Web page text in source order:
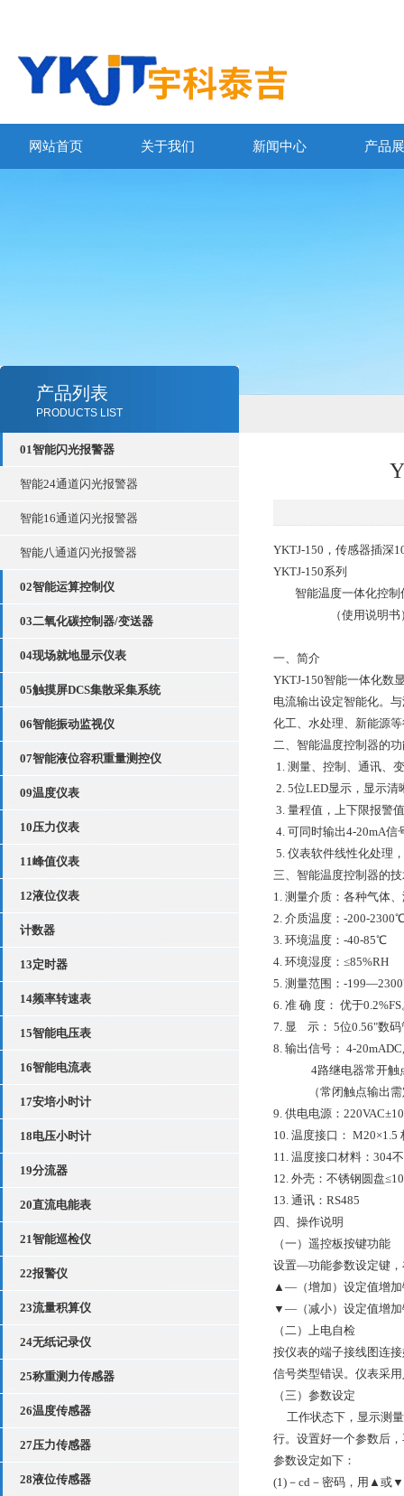
网站首页 关于我们 新闻中心 产品
产品列表
PRODUCTS LIST
01智能闪光报警器
智能24通道闪光报警器
智能16通道闪光报警器
智能八通道闪光报警器
02智能运算控制仪
03二氧化碳控制器/变送器
04现场就地显示仪表
05触摸屏DCS集散采集系统
06智能振动监视仪
07智能液位容积重量测控仪
09温度仪表
10压力仪表
11峰值仪表
12液位仪表
计数器
13定时器
14频率转速表
15智能电压表
16智能电流表
17安培小时计
18电压小时计
19分流器
20直流电能表
21智能巡检仪
22报警仪
23流量积算仪
24无纸记录仪
25称重测力传感器
26温度传感器
27压力传感器
28液位传感器
YKTJ-150，传感器插深
YKTJ-150系列
智能温度一体化控制
（使用说明书
一、简介
YKTJ-150智能一体化数
电流输出设定智能化。
化工、水处理、新能源
二、智能温度控制器的
1. 测量、控制、通讯、
2. 5位LED显示，显示
3. 量程值，上下限报警
4. 可同时输出4-20mA信
5. 仪表软件线性化处理
三、智能温度控制器的
1. 测量介质：各种气体
2. 介质温度：-200-
3. 环境温度：-40-85℃
4. 环境湿度：≤85%RH
5. 测量范围：-
6. 准 确 度： 优于0.2%FS
7. 显 示： 5位0.56"数
8. 输出信号： 4-
4路继电器常开触点
（常闭触点输出需
9. 供电电源：
10. 温度接口：
11. 温度接口材料：304
12. 外壳：不锈钢圆盘
13. 通讯：RS485
四、操作说明
（一）遥控板按键功能
设置—功能参数设定键，
▲—（增加）设定值增加
▼—（减小）设定值增加
（二）上电自检
按仪表的端子接线图连
信号类型错误。仪表采
（三）参数设定
工作状态下，显示测量
行。设置好一个参数后
参数设定如下：
(1)－cd－密码，用▲或▼